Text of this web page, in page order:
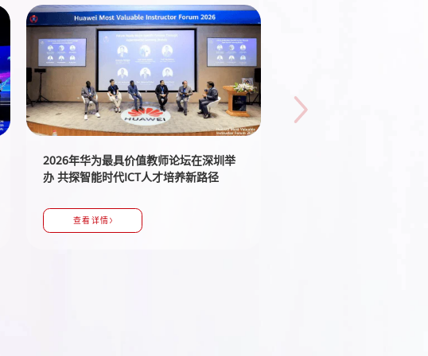
2026年华为最具价值教师论坛在深圳举
办 共探智能时代ICT人才培养新路径
查看详情